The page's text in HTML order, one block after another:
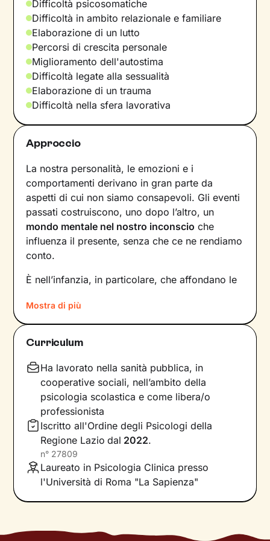
Difficoltà psicosomatiche
Difficoltà in ambito relazionale e familiare
Elaborazione di un lutto
Percorsi di crescita personale
Miglioramento dell'autostima
Difficoltà legate alla sessualità
Elaborazione di un trauma
Difficoltà nella sfera lavorativa
Approccio
La nostra personalità, le emozioni e i
comportamenti derivano in gran parte da
aspetti di cui non siamo consapevoli. Gli eventi
passati costruiscono, uno dopo l’altro, un
mondo mentale nel nostro inconscio che
influenza il presente, senza che ce ne rendiamo
conto.
È nell’infanzia, in particolare, che affondano le
e agire: leesperienze vissute in famiglia
infatti, vengono apprese, memorizzate e
riproposte nelle relazioni successive.
che in età adulta si attivano in maniera
automatica - è la chiave per innescare il
cambiamento.
Conoscere noi stessi significa
portare alla luce
ciò che per tanto tempo è rimasto dietro le
quinte: raggiungere questo tipo di
consapevolezza è il primo passo necessario
persvincolare il presente dal passato
sempre con attenzione e partecipazione,
Mostra di più
Curriculum
Ha lavorato nella sanità pubblica, in
cooperative sociali, nell’ambito della
psicologia scolastica e come libera/o
professionista
Iscritto all'Ordine degli Psicologi della
Regione Lazio dal 2022.
n° 27809
Laureato in Psicologia Clinica presso
l'Università di Roma "La Sapienza"